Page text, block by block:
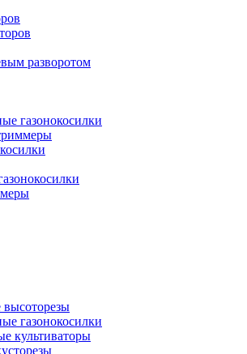
разворотом
газонокосилки
газонокосилки
культиваторы